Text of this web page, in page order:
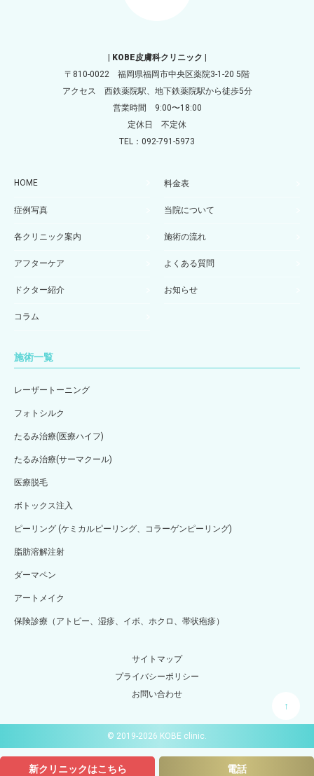
| KOBE皮膚科クリニック |
〒810-0022 福岡県福岡市中央区薬院3-1-20 5階
アクセス 西鉄薬院駅、地下鉄薬院駅から徒歩5分
営業時間 9:00〜18:00
定休日 不定休
TEL：092-791-5973
HOME 料金表
症例写真 当院について
各クリニック案内 施術の流れ
アフターケア よくある質問
ドクター紹介 お知らせ
コラム
施術一覧
レーザートーニング
フォトシルク
たるみ治療(医療ハイフ)
たるみ治療(サーマクール)
医療脱毛
ボトックス注入
ピーリング (ケミカルピーリング、コラーゲンピーリング)
脂肪溶解注射
ダーマペン
アートメイク
保険診療（アトピー、湿疹、イボ、ホクロ、帯状疱疹）
サイトマップ
プライバシーポリシー
お問い合わせ
↑
© 2019-2026 KOBE clinic.
新クリニックはこちら 電話